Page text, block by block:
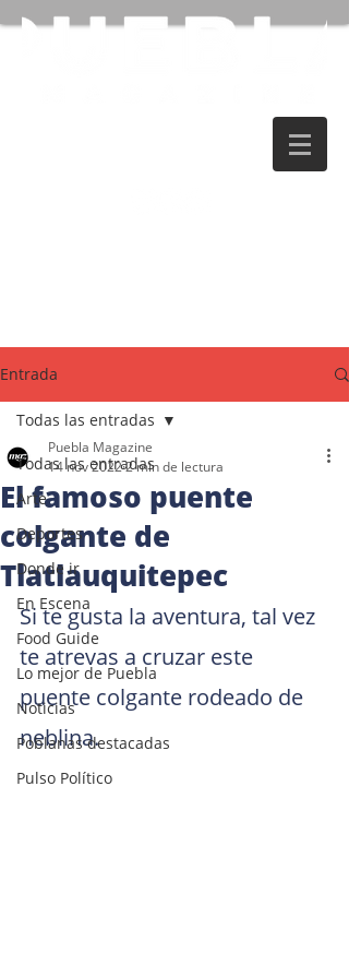
Entrada
Todas las entradas
Arte
Deportes
Donde ir
En Escena
Food Guide
Lo mejor de Puebla
Noticias
Poblanas destacadas
Pulso Político
Todas las entradas
El famoso puente
colgante de
Tlatlauquitepec
Puebla Magazine
14 nov 20222 min de lectura
Si te gusta la aventura, tal vez
te atrevas a cruzar este
puente colgante rodeado de
neblina.